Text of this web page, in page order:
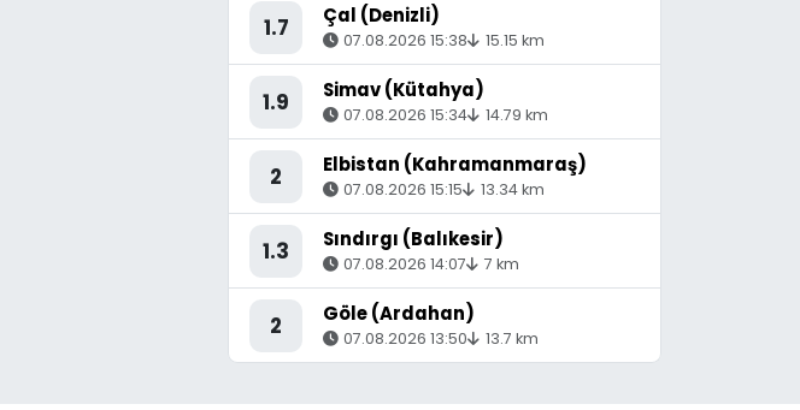
1.7 Çal (Denizli)
07.08.2026 15:38 15.15 km
1.9 Simav (Kütahya)
07.08.2026 15:34 14.79 km
2 Elbistan (Kahramanmaraş)
07.08.2026 15:15 13.34 km
1.3 Sındırgı (Balıkesir)
07.08.2026 14:07 7 km
2 Göle (Ardahan)
07.08.2026 13:50 13.7 km